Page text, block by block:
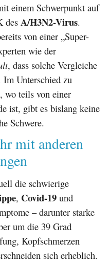
einem Schwerpunkt auf
des A/H3N2-Virus.
von einer „Super-
wie der
, dass solche Vergleiche
Im Unterschied zu
wo teils von einer
ist, gibt es bislang keine
Schwere.
mit anderen
die schwierige
, Covid-19 und
– darunter starke
um die 39 Grad
Kopfschmerzen
sich erheblich.